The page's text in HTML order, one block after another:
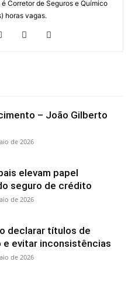
Corretor de Seguros e Químico
horas vagas.
– João Gilberto
de 2026
elevam papel
seguro de crédito
de 2026
declarar títulos de
e evitar inconsistências
de 2026